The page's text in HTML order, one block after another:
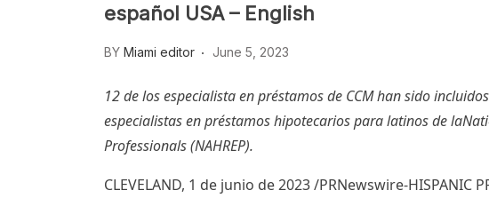
español USA – English
BY Miami editor June 5, 2023
12 de los especialista en préstamos de CCM han sido
especialistas en préstamos hipotecarios para latinos de
Professionals (NAHREP).
CLEVELAND, 1 de junio de 2023/PRNewswire-HISPANIC